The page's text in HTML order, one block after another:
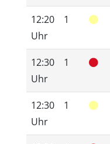
12:20
Uhr
1
12:30
Uhr
1
12:30
Uhr
1